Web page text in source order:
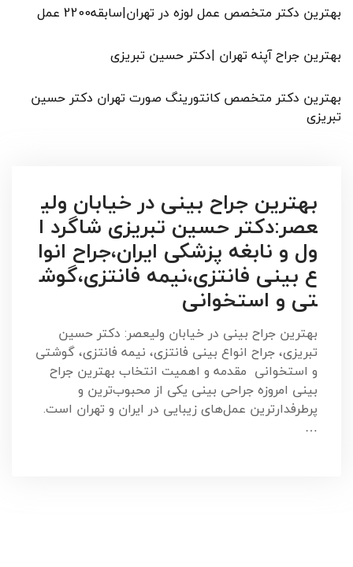
بهترین دکتر متخصص عمل لوزه در تهران|سابقه2200 عمل
بهترین جراح آپنه تهران |دکتر حسین تبریزی
بهترین دکتر متخصص کانتورینگ صورت تهران دکتر حسین
تبریزی
بهترین جراح بینی در خیابان ولی
عصر:دکتر حسین تبریزی شاگرد ا
ول و نابغه پزشکی ایران،جراح انوا
ع بینی فانتزی،نیمه فانتزی،گوش
تی و استخوانی
بهترین جراح بینی در خیابان ولیعصر: دکتر حسین
تبریزی، جراح انواع بینی فانتزی، نیمه فانتزی، گوشتی
و استخوانی مقدمه و اهمیت انتخاب بهترین جراح
بینی امروزه جراحی بینی یکی از محبوب‌ترین و
پرطرفدارترین عمل‌های زیبایی در ایران و تهران است.
…